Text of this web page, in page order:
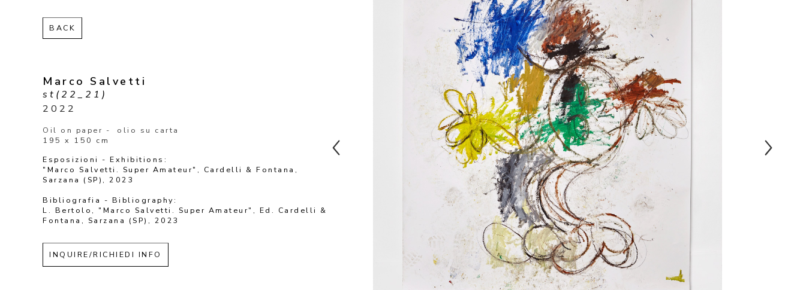
BACK
Marco Salvetti
st(22_21)
2022
Oil on paper -  olio su carta
195 x 150 cm
Esposizioni - Exhibitions:
"Marco Salvetti. Super Amateur", Cardelli & Fontana,
Sarzana (SP), 2023
Bibliografia - Bibliography:
L. Bertolo, "Marco Salvetti. Super Amateur", Ed. Cardelli &
Fontana, Sarzana (SP), 2023
INQUIRE/RICHIEDI INFO